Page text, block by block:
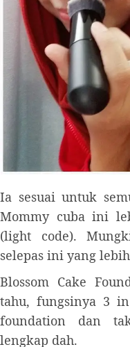
Ia sesuai untuk
Mommy cuba ini
(light code).
selepas ini yang
Blossom Cake
tahu, fungsinya 3
foundation dan
lengkap dah.